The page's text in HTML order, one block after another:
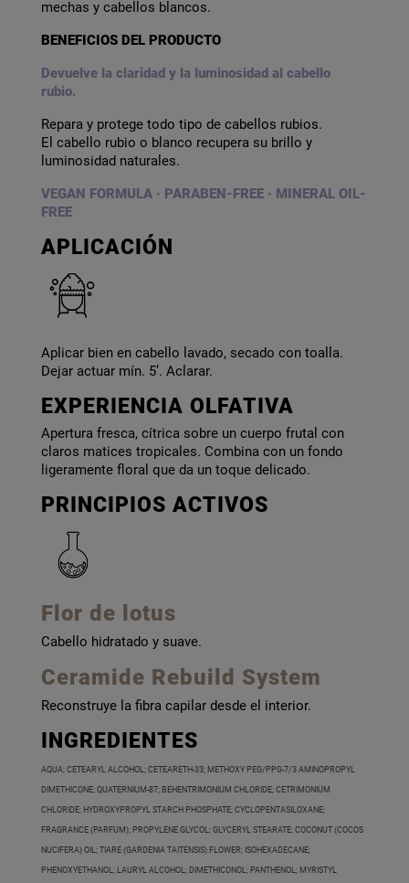
mechas y cabellos blancos.
BENEFICIOS DEL PRODUCTO
Devuelve la claridad y la luminosidad al cabello
rubio.
Repara y protege todo tipo de cabellos rubios.
El cabello rubio o blanco recupera su brillo y
luminosidad naturales.
VEGAN FORMULA · PARABEN-FREE · MINERAL OIL-
FREE
APLICACIÓN
Aplicar bien en cabello lavado, secado con toalla.
Dejar actuar mín. 5’. Aclarar.
EXPERIENCIA OLFATIVA
Apertura fresca, cítrica sobre un cuerpo frutal con
claros matices tropicales. Combina con un fondo
ligeramente floral que da un toque delicado.
PRINCIPIOS ACTIVOS
Flor de lotus
Cabello hidratado y suave.
Ceramide Rebuild System
Reconstruye la fibra capilar desde el interior.
INGREDIENTES
AQUA; CETEARYL ALCOHOL; CETEARETH-33; METHOXY PEG/PPG-7/3 AMINOPROPYL
DIMETHICONE; QUATERNIUM-87; BEHENTRIMONIUM CHLORIDE; CETRIMONIUM
CHLORIDE; HYDROXYPROPYL STARCH PHOSPHATE; CYCLOPENTASILOXANE;
FRAGRANCE (PARFUM); PROPYLENE GLYCOL; GLYCERYL STEARATE; COCONUT (COCOS
NUCIFERA) OIL; TIARE (GARDENIA TAITENSIS) FLOWER; ISOHEXADECANE;
PHENOXYETHANOL; LAURYL ALCOHOL; DIMETHICONOL; PANTHENOL; MYRISTYL